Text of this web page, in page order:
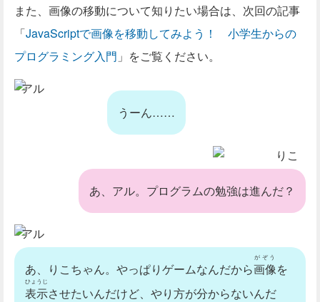
また、画像の移動について知りたい場合は、次回の記事
「JavaScriptで画像を移動してみよう！ 小学生からの
プログラミング入門 」をご覧ください。
アル
うーん……
りこ
あ、アル。プログラムの勉強は進んだ？
アル
あ、りこちゃん。やっぱりゲームなんだから画像
がぞう
を
表示
ひょうじ
させたいんだけど、やり方が分からないんだ